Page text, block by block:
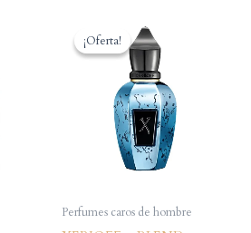
¡Oferta!
¡Oferta!
Perfumes caros de hombre